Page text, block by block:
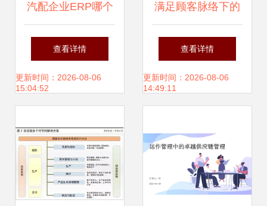
汽配企业ERP哪个
好？为何SAP在供
应链管理中脱颖而
查看详情
更新时间：2026-08-06
15:04:52
满足顾客脉络下的
供应链管理服务
查看详情
更新时间：2026-08-06
14:49:11